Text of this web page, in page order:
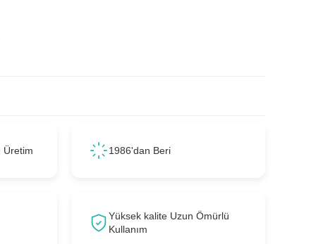
Üretim 1986'dan Beri
Yüksek kalite Uzun Ömürlü
Kullanım